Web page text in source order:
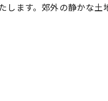
ます。郊外の静かな